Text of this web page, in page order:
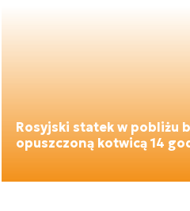
Rosyjski statek w pobliżu
opuszczoną kotwicą 14